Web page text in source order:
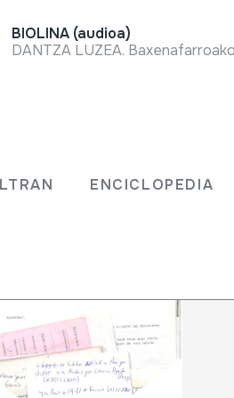
ENCICLOPEDIA
BIOLINA (audioa)
DANTZA LUZEA.